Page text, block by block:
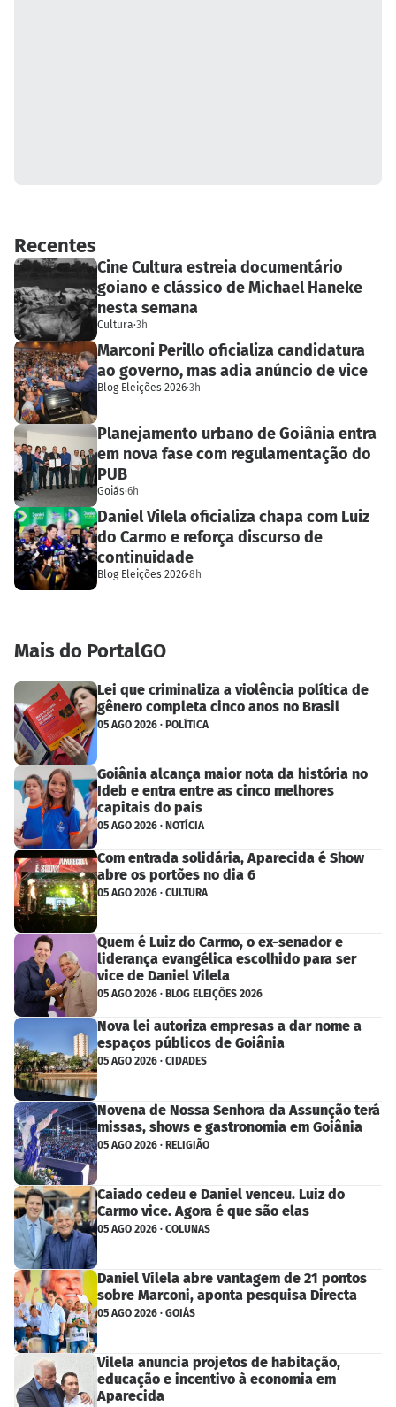
Recentes
Cine Cultura estreia documentário
goiano e clássico de Michael Haneke
nesta semana
Cultura·3h
Marconi Perillo oficializa candidatura
ao governo, mas adia anúncio de vice
Blog Eleições 2026·3h
Planejamento urbano de Goiânia entra
em nova fase com regulamentação do
PUB
Goiás·6h
Daniel Vilela oficializa chapa com Luiz
do Carmo e reforça discurso de
continuidade
Blog Eleições 2026·8h
Mais do PortalGO
Lei que criminaliza a violência política de
gênero completa cinco anos no Brasil
05 AGO 2026 · POLÍTICA
Goiânia alcança maior nota da história no
Ideb e entra entre as cinco melhores
capitais do país
05 AGO 2026 · NOTÍCIA
Com entrada solidária, Aparecida é Show
abre os portões no dia 6
05 AGO 2026 · CULTURA
Quem é Luiz do Carmo, o ex-senador e
liderança evangélica escolhido para ser
vice de Daniel Vilela
05 AGO 2026 · BLOG ELEIÇÕES 2026
Nova lei autoriza empresas a dar nome a
espaços públicos de Goiânia
05 AGO 2026 · CIDADES
Novena de Nossa Senhora da Assunção terá
missas, shows e gastronomia em Goiânia
05 AGO 2026 · RELIGIÃO
Caiado cedeu e Daniel venceu. Luiz do
Carmo vice. Agora é que são elas
05 AGO 2026 · COLUNAS
Daniel Vilela abre vantagem de 21 pontos
sobre Marconi, aponta pesquisa Directa
05 AGO 2026 · GOIÁS
Vilela anuncia projetos de habitação,
educação e incentivo à economia em
Aparecida